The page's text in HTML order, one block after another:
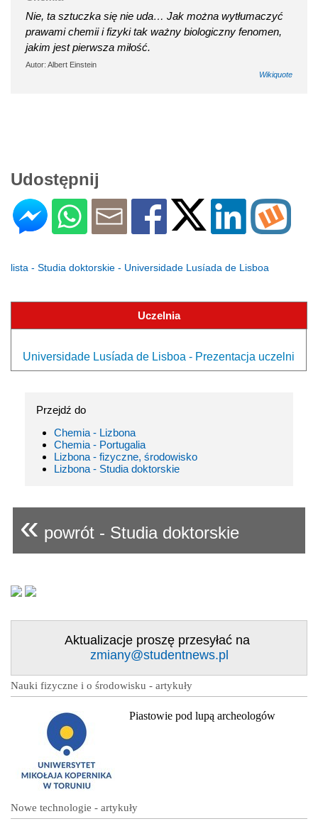
Nie, ta sztuczka się nie uda… Jak można wytłumaczyć
prawami chemii i fizyki tak ważny biologiczny fenomen,
jakim jest pierwsza miłość.
Autor: Albert Einstein
Wikiquote
Udostępnij
lista - Studia doktorskie - Universidade Lusíada de Lisboa
Uczelnia
Universidade Lusíada de Lisboa - Prezentacja uczelni
Przejdź do
Chemia - Lizbona
Chemia - Portugalia
Lizbona - fizyczne, środowisko
Lizbona - Studia doktorskie
« powrót - Studia doktorskie
Aktualizacje proszę przesyłać na
zmiany@studentnews.pl
Nauki fizyczne i o środowisku - artykuły
Piastowie pod lupą archeologów
Nowe technologie - artykuły